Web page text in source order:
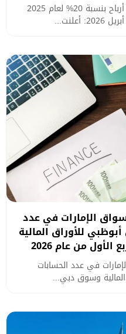
بي اتش ام كابيتال تعلن عن توزيع أرباح بنسبة 20% لعام 2025
الإمارات في عدد
للأوراق المالية
من عام 2026
في عدد الحسابات
وسوق دبي...